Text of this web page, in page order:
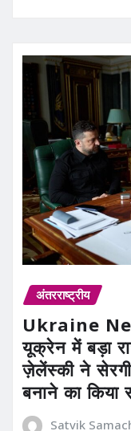
अंतरराष्ट्रीय
Ukraine
यूक्रेन में बड़ा
ज़ेलेंस्की ने सेरगी
बनाने का किया
Satvik